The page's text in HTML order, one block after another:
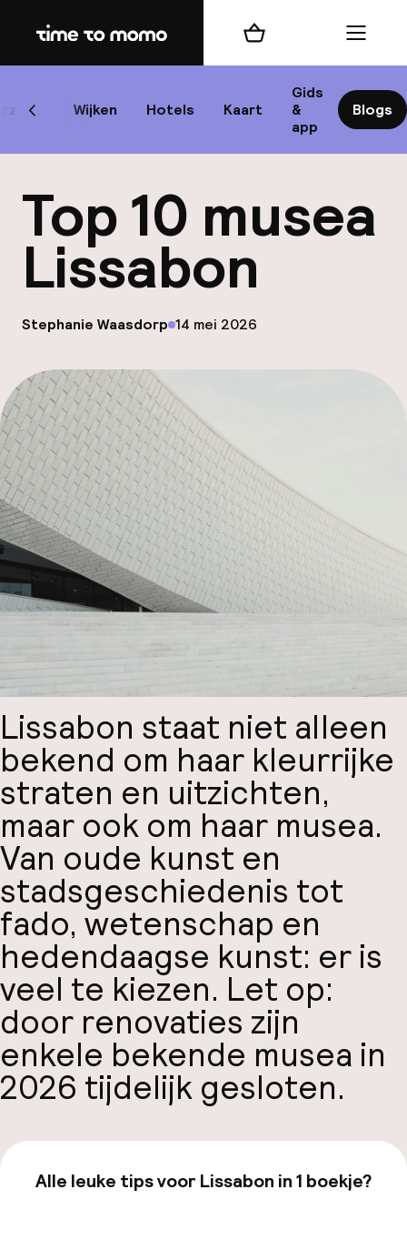
Home
Wijken Hotels Kaart
Gids
&
app
Blogs
Scroll naar links
Winkelmand Menu
Top 10 musea
Lissabon
Gepubliceerd door
Stephanie Waasdorp op
14 mei 2026
Lissabon staat niet alleen
bekend om haar kleurrijke
straten en uitzichten,
maar ook om haar musea.
Van oude kunst en
stadsgeschiedenis tot
fado, wetenschap en
hedendaagse kunst: er is
veel te kiezen. Let op:
door renovaties zijn
enkele bekende musea in
2026 tijdelijk gesloten.
Alle leuke tips voor Lissabon in 1 boekje?